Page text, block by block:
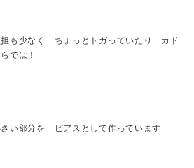
も少なく ちょっとトガっていたり カド
では！
い部分を ピアスとして作っています